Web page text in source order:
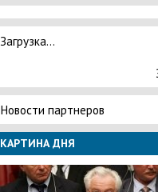
Загрузка...
Новости партнеров
КАРТИНА ДНЯ